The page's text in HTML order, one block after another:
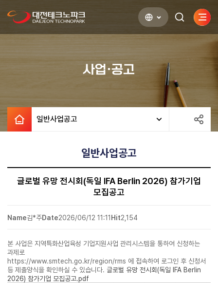
검색하기사이
열기
사업·공고
일반사업공고
일반사업공고
글로벌 유망 전시회(독일 IFA Berlin 2026) 참가기업
모집공고
Name김*주Date2026/06/12 11:11 Hit2,154
본 사업은 지역특화산업육성 기업지원사업 관리시스템을 통하여 신청하는
과제로
https://www.smtech.go.kr/region/rms 에 접속하여 로그인 후 신청서
등 제출양식을 확인하실 수 있습니다. 글로벌 유망 전시회(독일 IFA Berlin
2026) 참가기업 모집공고.pdf